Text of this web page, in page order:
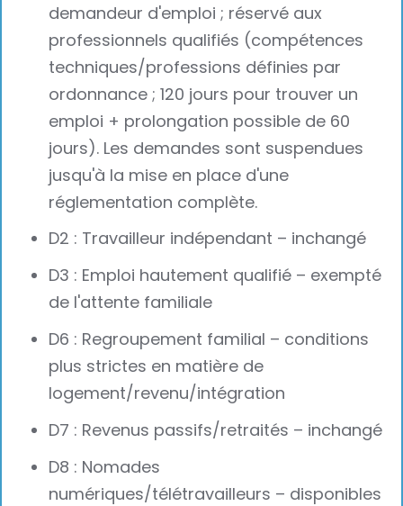
demandeur d'emploi ; réservé aux
professionnels qualifiés (compétences
techniques/professions définies par
ordonnance ; 120 jours pour trouver un
emploi + prolongation possible de 60
jours). Les demandes sont suspendues
jusqu'à la mise en place d'une
réglementation complète.
D2 : Travailleur indépendant – inchangé
D3 : Emploi hautement qualifié – exempté
de l'attente familiale
D6 : Regroupement familial – conditions
plus strictes en matière de
logement/revenu/intégration
D7 : Revenus passifs/retraités – inchangé
D8 : Nomades
numériques/télétravailleurs – disponibles